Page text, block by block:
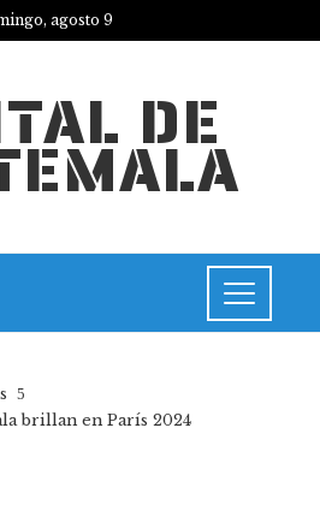
agosto 9
DE
brillan en París 2024